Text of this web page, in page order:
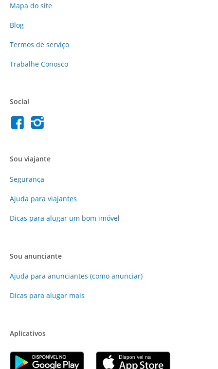
Mapa do site
Blog
Termos de serviço
Trabalhe Conosco
Social
Sou viajante
Segurança
Ajuda para viajantes
Dicas para alugar um bom imóvel
Sou anunciante
Ajuda para anunciantes (como anunciar)
Dicas para alugar mais
Aplicativos